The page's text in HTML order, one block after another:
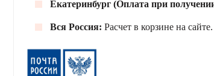
Екатеринбург (Оплата при
Вся Россия: Расчет в корзине на